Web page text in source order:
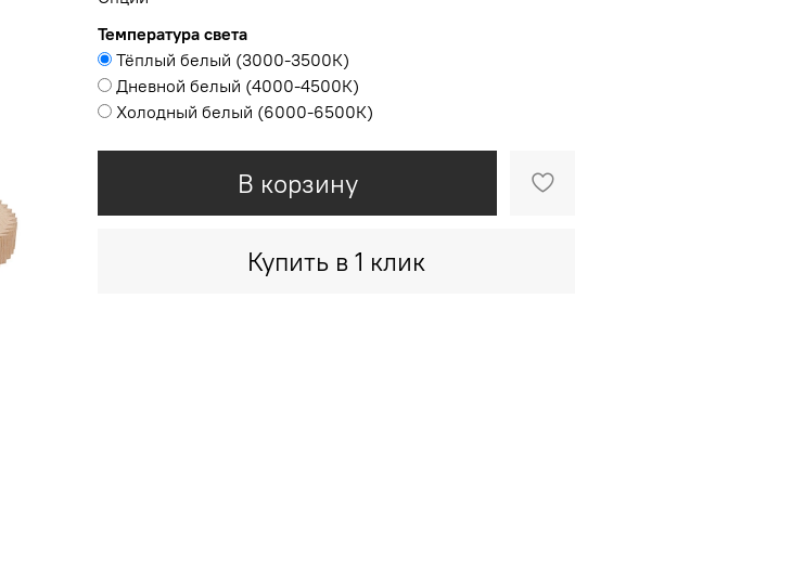
В корзину
Купить в 1 клик
Температура света
Тёплый белый (3000-3500К)
Дневной белый (4000-4500К)
Холодный белый (6000-6500К)